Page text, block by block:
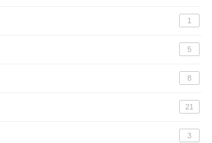
1
5
8
21
3